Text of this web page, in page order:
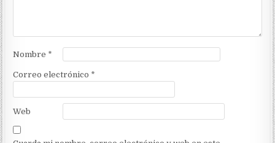
Nombre *
Correo electrónico *
Web